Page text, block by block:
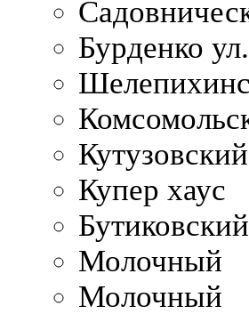
Бурденко
Купер хаус
Бутиковский
Молочный
Молочный